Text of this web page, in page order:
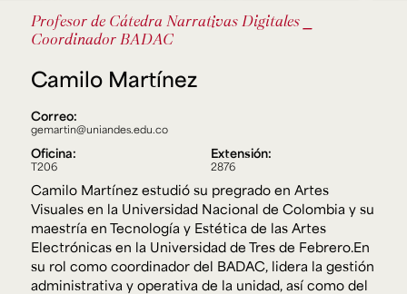
Configuración de cookies
Universidad de los Andes | Vigilada Mineducación.
Reconocimiento como universidad: Decreto 1297 del 30
de mayo de 1964. Reconocimiento de personería jurídica:
Resolución 28 del 23 de febrero de 1949, Minjusticia.
Acreditación institucional de alta calidad, 10 años:
Resolución 000194 del 16 de enero del 2025.
Posgrados
Ext. 4925
Educación
Camilo Martínez
Profesor de Cátedra Narrativas Digitales
Coordinador BADAC
Correo:
gemartin@uniandes.edu.co
Oficina:
T206
Extensión:
2876
Camilo Martínez estudió su pregrado en Artes
Visuales en la Universidad Nacional de Colombia y su
maestría en Tecnología y Estética de las Artes
Electrónicas en la Universidad de Tres de Febrero.En
su rol como coordinador del BADAC, lidera la gestión
administrativa y operativa de la unidad, así como del